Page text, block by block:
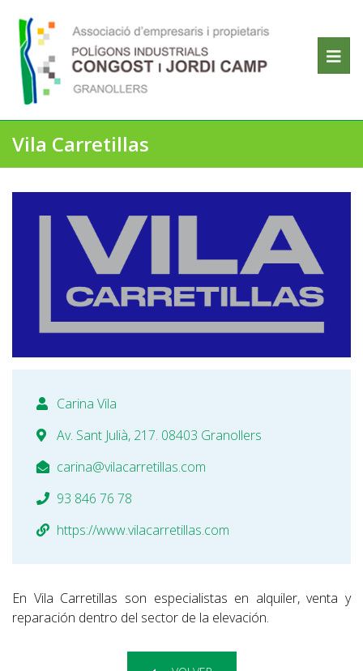
Vila Carretillas
Carina Vila
Av. Sant Julià, 217. 08403 Granollers
carina@vilacarretillas.com
93 846 76 78
https://www.vilacarretillas.com
En Vila Carretillas son especialistas en alquiler, venta y
reparación dentro del sector de la elevación.